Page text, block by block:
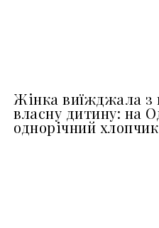
Жінка виїжджала з
власну дитину: на
однорічний хлопчик